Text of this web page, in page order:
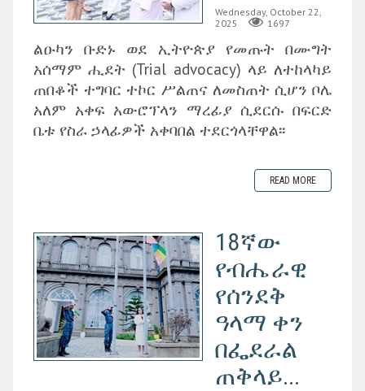
Wednesday, October 22,
2025
1697
ልዑካን ቡድኑ ወደ ኢትዮጵያ የመጡት በሙግት
አሰማም ሒደት (Trial advocacy) ላይ ለተከላካይ
ጠበቆች ተግባር ተኮር ሥልጠና ለመስጠት ሲሆን ቦሌ
አለም አቀፍ አውሮፕላን ማረፊያ ሲደርሱ በፍርድ
ቤቱ የስራ ኃላፊዎች አቀባበል ተደርጎላቸዋል፡፡
READ MORE
18ኛው
የብሔራዊ
የሰንደቅ
ዓላማ ቀን
በፌደራል
ጠቅላይ...